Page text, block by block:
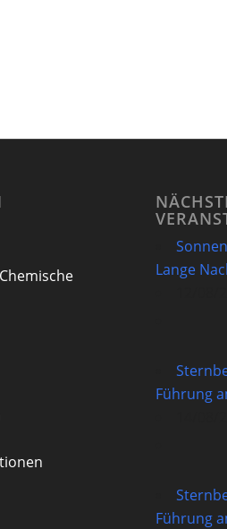
Lange
Führung
Führung